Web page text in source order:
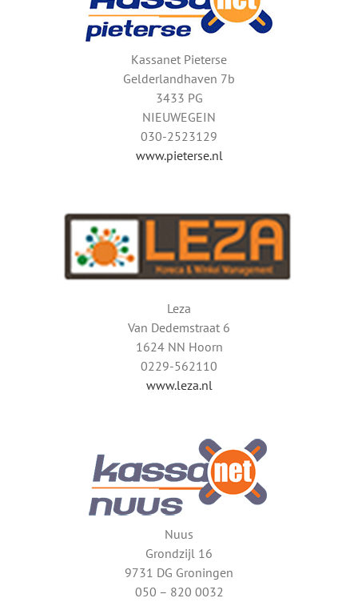
Kassanet Pieterse
Gelderlandhaven 7b
3433 PG
NIEUWEGEIN
030-2523129
www.pieterse.nl
Leza
Van Dedemstraat 6
1624 NN Hoorn
0229-562110
www.leza.nl
Nuus
Grondzijl 16
9731 DG Groningen
050 – 820 0032